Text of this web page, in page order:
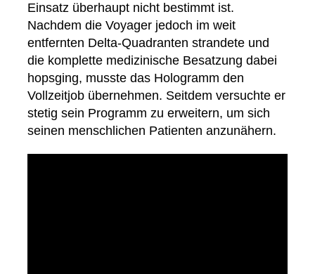
Einsatz überhaupt nicht bestimmt ist.
Nachdem die Voyager jedoch im weit
entfernten Delta-Quadranten strandete und
die komplette medizinische Besatzung dabei
hopsging, musste das Hologramm den
Vollzeitjob übernehmen. Seitdem versuchte er
stetig sein Programm zu erweitern, um sich
seinen menschlichen Patienten anzunähern.